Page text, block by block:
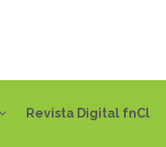
Revista Digital fnCl